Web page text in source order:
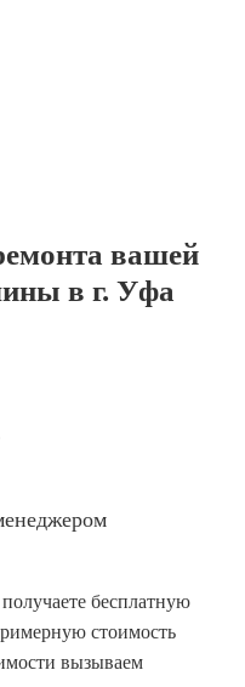
вашей
в г. Уфа
бесплатную
стоимость
вызываем